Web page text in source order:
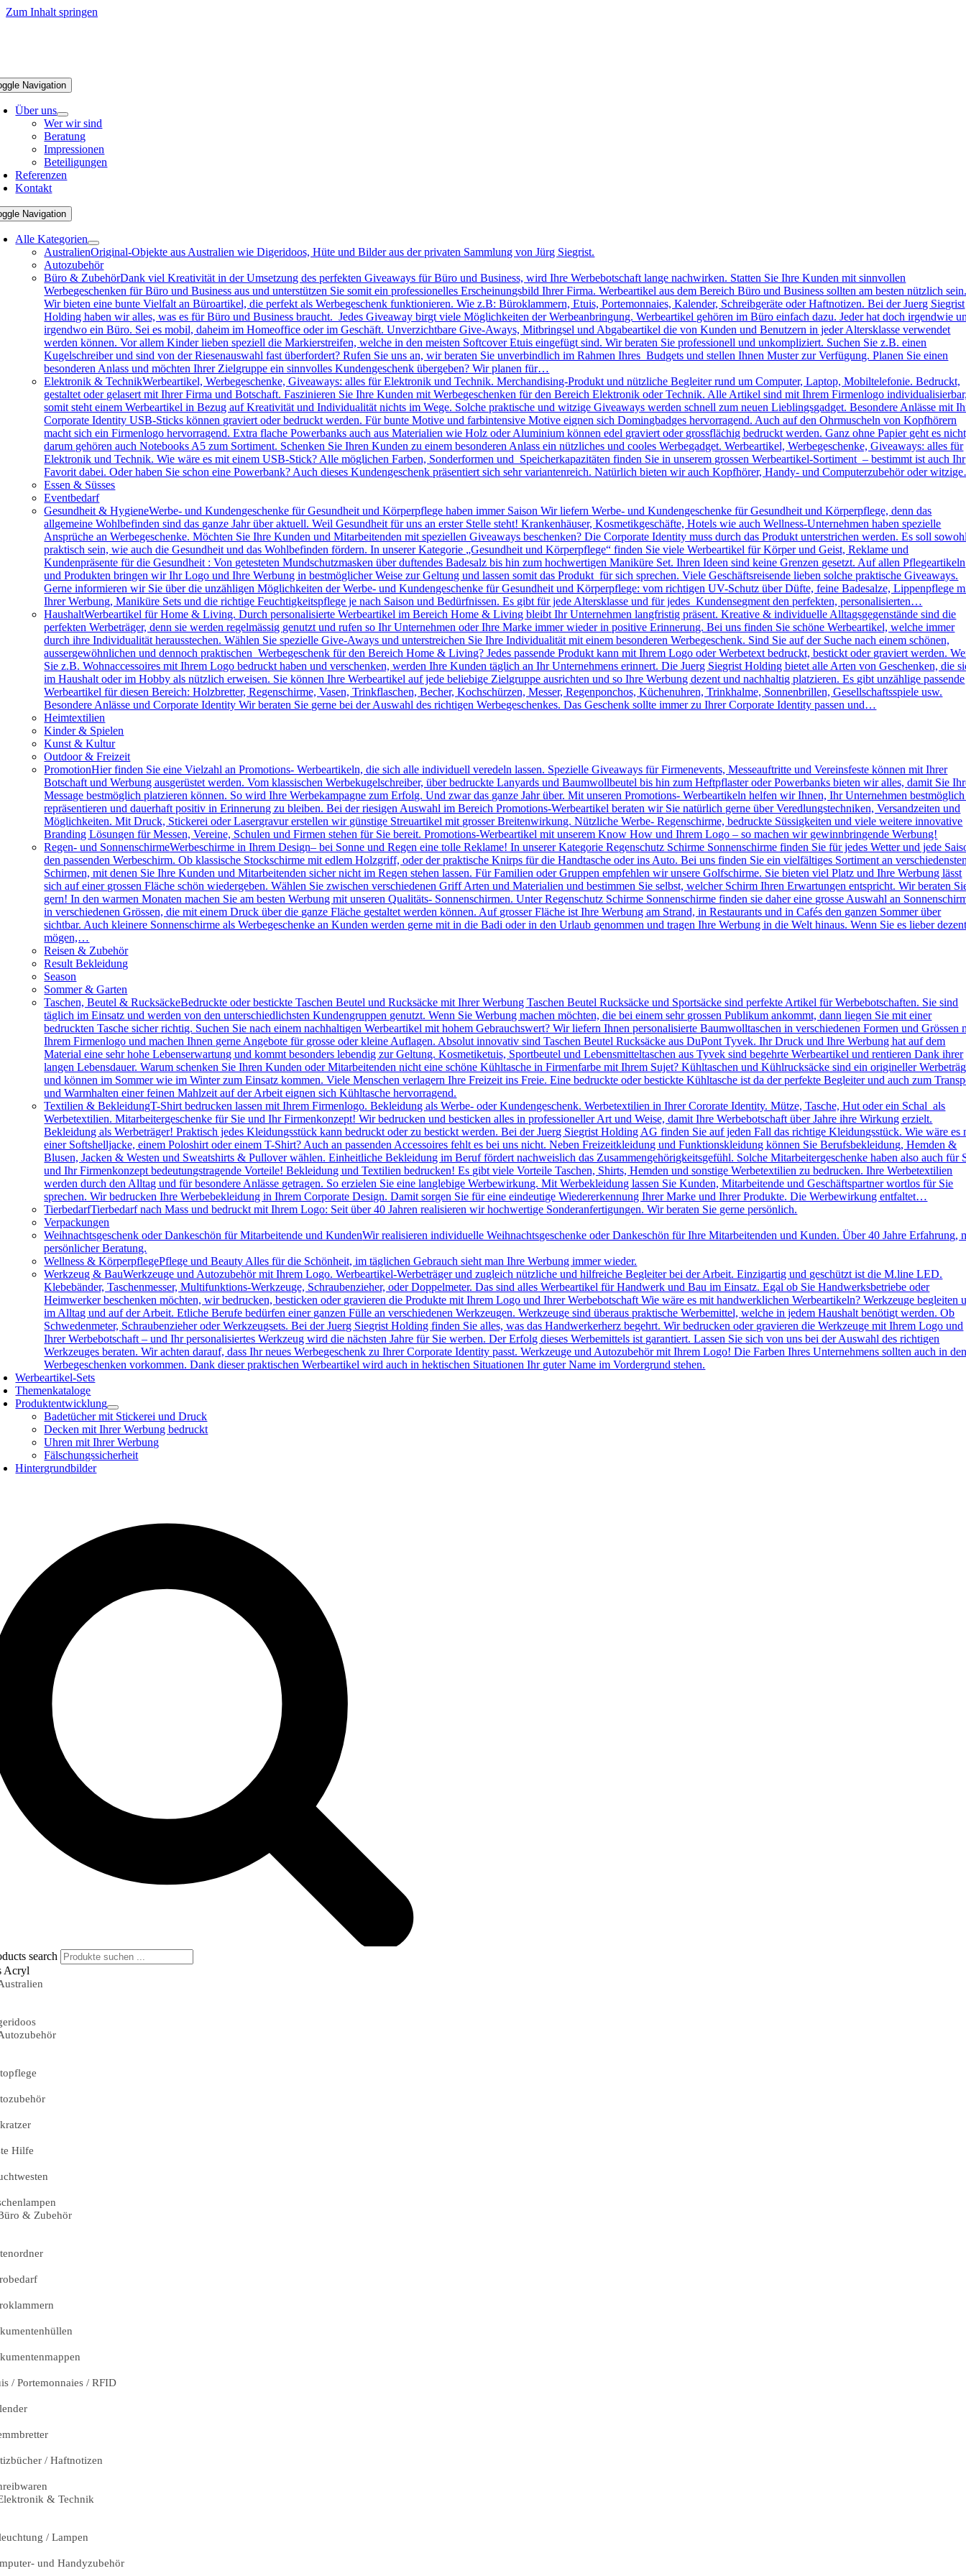
Zum Inhalt springen
Navigation
Über uns
Wer wir sind
Beratung
Impressionen
Beteiligungen
Referenzen
Kontakt
Navigation
Alle Kategorien
AustralienOriginal-Objekte aus Australien wie Digeridoos, Hüte und Bilder aus der privaten Sammlung von Jürg Siegrist.
Autozubehör
Büro & ZubehörDank viel Kreativität in der Umsetzung des perfekten Giveaways für Büro und Business, wird Ihre Werbebotschaft lange nachwirken. Statten Sie Ihre Kunden mit sinnvollen
Werbegeschenken für Büro und Business aus und unterstützen Sie somit ein professionelles Erscheinungsbild Ihrer Firma. Werbeartikel aus dem Bereich Büro und Business sollten am besten nützlich
Wir bieten eine bunte Vielfalt an Büroartikel, die perfekt als Werbegeschenk funktionieren. Wie z.B: Büroklammern, Etuis, Portemonnaies, Kalender, Schreibgeräte oder Haftnotizen. Bei der Juerg Siegrist
Holding haben wir alles, was es für Büro und Business braucht. Jedes Giveaway birgt viele Möglichkeiten der Werbeanbringung. Werbeartikel gehören im Büro einfach dazu. Jeder hat doch irgendwie
irgendwo ein Büro. Sei es mobil, daheim im Homeoffice oder im Geschäft. Unverzichtbare Give-Aways, Mitbringsel und Abgabeartikel die von Kunden und Benutzern in jeder Altersklasse verwendet
werden können. Vor allem Kinder lieben speziell die Markierstreifen, welche in den meisten Softcover Etuis eingefügt sind. Wir beraten Sie professionell und unkompliziert. Suchen Sie z.B. einen
Kugelschreiber und sind von der Riesenauswahl fast überfordert? Rufen Sie uns an, wir beraten Sie unverbindlich im Rahmen Ihres Budgets und stellen Ihnen Muster zur Verfügung. Planen Sie einen
besonderen Anlass und möchten Ihrer Zielgruppe ein sinnvolles Kundengeschenk übergeben? Wir planen für…
Elektronik & TechnikWerbeartikel, Werbegeschenke, Giveaways: alles für Elektronik und Technik. Merchandising-Produkt und nützliche Begleiter rund um Computer, Laptop, Mobiltelefonie. Bedruckt,
gestaltet oder gelasert mit Ihrer Firma und Botschaft. Faszinieren Sie Ihre Kunden mit Werbegeschenken für den Bereich Elektronik oder Technik. Alle Artikel sind mit Ihrem Firmenlogo
somit steht einem Werbeartikel in Bezug auf Kreativität und Individualität nichts im Wege. Solche praktische und witzige Giveaways werden schnell zum neuen Lieblingsgadget. Besondere Anlässe mit
Corporate Identity USB-Sticks können graviert oder bedruckt werden. Für bunte Motive und farbintensive Motive eignen sich Domingbadges hervorragend. Auch auf den Ohrmuscheln von Kopfhörern
macht sich ein Firmenlogo hervorragend. Extra flache Powerbanks auch aus Materialien wie Holz oder Aluminium können edel graviert oder grossflächig bedruckt werden. Ganz ohne Papier geht es
darum gehören auch Notebooks A5 zum Sortiment. Schenken Sie Ihren Kunden zu einem besonderen Anlass ein nützliches und cooles Werbegadget. Werbeartikel, Werbegeschenke, Giveaways: alles für
Elektronik und Technik. Wie wäre es mit einem USB-Stick? Alle möglichen Farben, Sonderformen und Speicherkapazitäten finden Sie in unserem grossen Werbeartikel-Sortiment – bestimmt ist auch Ihr
Favorit dabei. Oder haben Sie schon eine Powerbank? Auch dieses Kundengeschenk präsentiert sich sehr variantenreich. Natürlich bieten wir auch Kopfhörer, Handy- und Computerzubehör oder
Essen & Süsses
Eventbedarf
Gesundheit & HygieneWerbe- und Kundengeschenke für Gesundheit und Körperpflege haben immer Saison Wir liefern Werbe- und Kundengeschenke für Gesundheit und Körperpflege, denn das
allgemeine Wohlbefinden sind das ganze Jahr über aktuell. Weil Gesundheit für uns an erster Stelle steht! Krankenhäuser, Kosmetikgeschäfte, Hotels wie auch Wellness-Unternehmen haben spezielle
Ansprüche an Werbegeschenke. Möchten Sie Ihre Kunden und Mitarbeitenden mit speziellen Giveaways beschenken? Die Corporate Identity muss durch das Produkt unterstrichen werden. Es soll
praktisch sein, wie auch die Gesundheit und das Wohlbefinden fördern. In unserer Kategorie „Gesundheit und Körperpflege“ finden Sie viele Werbeartikel für Körper und Geist, Reklame und
Kundenpräsente für die Gesundheit : Von getesteten Mundschutzmasken über duftendes Badesalz bis hin zum hochwertigen Maniküre Set. Ihren Ideen sind keine Grenzen gesetzt. Auf allen Pflegeartikeln
und Produkten bringen wir Ihr Logo und Ihre Werbung in bestmöglicher Weise zur Geltung und lassen somit das Produkt für sich sprechen. Viele Geschäftsreisende lieben solche praktische Giveaways.
Gerne informieren wir Sie über die unzähligen Möglichkeiten der Werbe- und Kundengeschenke für Gesundheit und Körperpflege: vom richtigen UV-Schutz über Düfte, feine Badesalze, Lippenpflege
Ihrer Werbung, Maniküre Sets und die richtige Feuchtigkeitspflege je nach Saison und Bedürfnissen. Es gibt für jede Altersklasse und für jedes Kundensegment den perfekten, personalisierten…
HaushaltWerbeartikel für Home & Living. Durch personalisierte Werbeartikel im Bereich Home & Living bleibt Ihr Unternehmen langfristig präsent. Kreative & individuelle Alltagsgegenstände sind die
perfekten Werbeträger, denn sie werden regelmässig genutzt und rufen so Ihr Unternehmen oder Ihre Marke immer wieder in positive Erinnerung. Bei uns finden Sie schöne Werbeartikel, welche immer
durch ihre Individualität herausstechen. Wählen Sie spezielle Give-Aways und unterstreichen Sie Ihre Individualität mit einem besonderen Werbegeschenk. Sind Sie auf der Suche nach einem schönen,
aussergewöhnlichen und dennoch praktischen Werbegeschenk für den Bereich Home & Living? Jedes passende Produkt kann mit Ihrem Logo oder Werbetext bedruckt, bestickt oder graviert werden.
Sie z.B. Wohnaccessoires mit Ihrem Logo bedruckt haben und verschenken, werden Ihre Kunden täglich an Ihr Unternehmens erinnert. Die Juerg Siegrist Holding bietet alle Arten von Geschenken, die
im Haushalt oder im Hobby als nützlich erweisen. Sie können Ihre Werbeartikel auf jede beliebige Zielgruppe ausrichten und so Ihre Werbung dezent und nachhaltig platzieren. Es gibt unzählige passende
Werbeartikel für diesen Bereich: Holzbretter, Regenschirme, Vasen, Trinkflaschen, Becher, Kochschürzen, Messer, Regenponchos, Küchenuhren, Trinkhalme, Sonnenbrillen, Gesellschaftsspiele usw.
Besondere Anlässe und Corporate Identity Wir beraten Sie gerne bei der Auswahl des richtigen Werbegeschenkes. Das Geschenk sollte immer zu Ihrer Corporate Identity passen und…
Heimtextilien
Kinder & Spielen
Kunst & Kultur
Outdoor & Freizeit
PromotionHier finden Sie eine Vielzahl an Promotions- Werbeartikeln, die sich alle individuell veredeln lassen. Spezielle Giveaways für Firmenevents, Messeauftritte und Vereinsfeste können mit Ihrer
Botschaft und Werbung ausgerüstet werden. Vom klassischen Werbekugelschreiber, über bedruckte Lanyards und Baumwollbeutel bis hin zum Heftpflaster oder Powerbanks bieten wir alles, damit Sie
Message bestmöglich platzieren können. So wird Ihre Werbekampagne zum Erfolg. Und zwar das ganze Jahr über. Mit unseren Promotions- Werbeartikeln helfen wir Ihnen, Ihr Unternehmen
repräsentieren und dauerhaft positiv in Erinnerung zu bleiben. Bei der riesigen Auswahl im Bereich Promotions-Werbeartikel beraten wir Sie natürlich gerne über Veredlungstechniken, Versandzeiten und
Möglichkeiten. Mit Druck, Stickerei oder Lasergravur erstellen wir günstige Streuartikel mit grosser Breitenwirkung. Nützliche Werbe- Regenschirme, bedruckte Süssigkeiten und viele weitere innovative
Branding Lösungen für Messen, Vereine, Schulen und Firmen stehen für Sie bereit. Promotions-Werbeartikel mit unserem Know How und Ihrem Logo – so machen wir gewinnbringende Werbung!
Regen- und SonnenschirmeWerbeschirme in Ihrem Design– bei Sonne und Regen eine tolle Reklame! In unserer Kategorie Regenschutz Schirme Sonnenschirme finden Sie für jedes Wetter und jede
den passenden Werbeschirm. Ob klassische Stockschirme mit edlem Holzgriff, oder der praktische Knirps für die Handtasche oder ins Auto. Bei uns finden Sie ein vielfältiges Sortiment an
Schirmen, mit denen Sie Ihre Kunden und Mitarbeitenden sicher nicht im Regen stehen lassen. Für Familien oder Gruppen empfehlen wir unsere Golfschirme. Sie bieten viel Platz und Ihre Werbung lässt
sich auf einer grossen Fläche schön wiedergeben. Wählen Sie zwischen verschiedenen Griff Arten und Materialien und bestimmen Sie selbst, welcher Schirm Ihren Erwartungen entspricht. Wir beraten
gern! In den warmen Monaten machen Sie am besten Werbung mit unseren Qualitäts- Sonnenschirmen. Unter Regenschutz Schirme Sonnenschirme finden sie daher eine grosse Auswahl an
in verschiedenen Grössen, die mit einem Druck über die ganze Fläche gestaltet werden können. Auf grosser Fläche ist Ihre Werbung am Strand, in Restaurants und in Cafés den ganzen Sommer über
sichtbar. Auch kleinere Sonnenschirme als Werbegeschenke an Kunden werden gerne mit in die Badi oder in den Urlaub genommen und tragen Ihre Werbung in die Welt hinaus. Wenn Sie es lieber
mögen,…
Reisen & Zubehör
Result Bekleidung
Season
Sommer & Garten
Taschen, Beutel & RucksäckeBedruckte oder bestickte Taschen Beutel und Rucksäcke mit Ihrer Werbung Taschen Beutel Rucksäcke und Sportsäcke sind perfekte Artikel für Werbebotschaften. Sie sind
täglich im Einsatz und werden von den unterschiedlichsten Kundengruppen genutzt. Wenn Sie Werbung machen möchten, die bei einem sehr grossen Publikum ankommt, dann liegen Sie mit einer
bedruckten Tasche sicher richtig. Suchen Sie nach einem nachhaltigen Werbeartikel mit hohem Gebrauchswert? Wir liefern Ihnen personalisierte Baumwolltaschen in verschiedenen Formen und Grössen
Ihrem Firmenlogo und machen Ihnen gerne Angebote für grosse oder kleine Auflagen. Absolut innovativ sind Taschen Beutel Rucksäcke aus DuPont Tyvek. Ihr Druck und Ihre Werbung hat auf dem
Material eine sehr hohe Lebenserwartung und kommt besonders lebendig zur Geltung. Kosmetiketuis, Sportbeutel und Lebensmitteltaschen aus Tyvek sind begehrte Werbeartikel und rentieren Dank ihrer
langen Lebensdauer. Warum schenken Sie Ihren Kunden oder Mitarbeitenden nicht eine schöne Kühltasche in Firmenfarbe mit Ihrem Sujet? Kühltaschen und Kühlrucksäcke sind ein origineller
und können im Sommer wie im Winter zum Einsatz kommen. Viele Menschen verlagern Ihre Freizeit ins Freie. Eine bedruckte oder bestickte Kühltasche ist da der perfekte Begleiter und auch zum
und Warmhalten einer feinen Mahlzeit auf der Arbeit eignen sich Kühltasche hervorragend.
Textilien & BekleidungT-Shirt bedrucken lassen mit Ihrem Firmenlogo. Bekleidung als Werbe- oder Kundengeschenk. Werbetextilien in Ihrer Cororate Identity. Mütze, Tasche, Hut oder ein Schal als
Werbetextilien. Mitarbeitergeschenke für Sie und Ihr Firmenkonzept! Wir bedrucken und besticken alles in professioneller Art und Weise, damit Ihre Werbebotschaft über Jahre ihre Wirkung erzielt.
Bekleidung als Werbeträger! Praktisch jedes Kleidungsstück kann bedruckt oder zu bestickt werden. Bei der Juerg Siegrist Holding AG finden Sie auf jeden Fall das richtige Kleidungsstück. Wie wäre es
einer Softshelljacke, einem Poloshirt oder einem T-Shirt? Auch an passenden Accessoires fehlt es bei uns nicht. Neben Freizeitkleidung und Funktionskleidung können Sie Berufsbekleidung, Hemden &
Blusen, Jacken & Westen und Sweatshirts & Pullover wählen. Einheitliche Bekleidung im Beruf fördert nachweislich das Zusammengehörigkeitsgefühl. Solche Mitarbeitergeschenke haben also auch für
und Ihr Firmenkonzept bedeutungstragende Vorteile! Bekleidung und Textilien bedrucken! Es gibt viele Vorteile Taschen, Shirts, Hemden und sonstige Werbetextilien zu bedrucken. Ihre Werbetextilien
werden durch den Alltag und für besondere Anlässe getragen. So erzielen Sie eine langlebige Werbewirkung. Mit Werbekleidung lassen Sie Kunden, Mitarbeitende und Geschäftspartner wortlos für Sie
sprechen. Wir bedrucken Ihre Werbebekleidung in Ihrem Corporate Design. Damit sorgen Sie für eine eindeutige Wiedererkennung Ihrer Marke und Ihrer Produkte. Die Werbewirkung entfaltet…
TierbedarfTierbedarf nach Mass und bedruckt mit Ihrem Logo: Seit über 40 Jahren realisieren wir hochwertige Sonderanfertigungen. Wir beraten Sie gerne persönlich.
Verpackungen
Weihnachtsgeschenk oder Dankeschön für Mitarbeitende und KundenWir realisieren individuelle Weihnachtsgeschenke oder Dankeschön für Ihre Mitarbeitenden und Kunden. Über 40 Jahre Erfahrung,
persönlicher Beratung.
Wellness & KörperpflegePflege und Beauty Alles für die Schönheit, im täglichen Gebrauch sieht man Ihre Werbung immer wieder.
Werkzeug & BauWerkzeuge und Autozubehör mit Ihrem Logo. Werbeartikel-Werbeträger und zugleich nützliche und hilfreiche Begleiter bei der Arbeit. Einzigartig und geschützt ist die M.line LED.
Klebebänder, Taschenmesser, Multifunktions-Werkzeuge, Schraubenzieher, oder Doppelmeter. Das sind alles Werbeartikel für Handwerk und Bau im Einsatz. Egal ob Sie Handwerksbetriebe oder
Heimwerker beschenken möchten, wir bedrucken, besticken oder gravieren die Produkte mit Ihrem Logo und Ihrer Werbebotschaft Wie wäre es mit handwerklichen Werbeartikeln? Werkzeuge begleiten
im Alltag und auf der Arbeit. Etliche Berufe bedürfen einer ganzen Fülle an verschiedenen Werkzeugen. Werkzeuge sind überaus praktische Werbemittel, welche in jedem Haushalt benötigt werden. Ob
Schwedenmeter, Schraubenzieher oder Werkzeugsets. Bei der Juerg Siegrist Holding finden Sie alles, was das Handwerkerherz begehrt. Wir bedrucken oder gravieren die Werkzeuge mit Ihrem Logo und
Ihrer Werbebotschaft – und Ihr personalisiertes Werkzeug wird die nächsten Jahre für Sie werben. Der Erfolg dieses Werbemittels ist garantiert. Lassen Sie sich von uns bei der Auswahl des richtigen
Werkzeuges beraten. Wir achten darauf, dass Ihr neues Werbegeschenk zu Ihrer Corporate Identity passt. Werkzeuge und Autozubehör mit Ihrem Logo! Die Farben Ihres Unternehmens sollten auch in
Werbegeschenken vorkommen. Dank dieser praktischen Werbeartikel wird auch in hektischen Situationen Ihr guter Name im Vordergrund stehen.
Werbeartikel-Sets
Themenkataloge
Produktentwicklung
Badetücher mit Stickerei und Druck
Decken mit Ihrer Werbung bedruckt
Uhren mit Ihrer Werbung
Fälschungssicherheit
Hintergrundbilder
search
Acryl
Hilfe
& Zubehör
/ Portemonnaies / RFID
/ Haftnotizen
& Technik
/ Lampen
und Handyzubehör